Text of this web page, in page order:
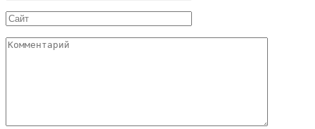
Сайт
Комментарий